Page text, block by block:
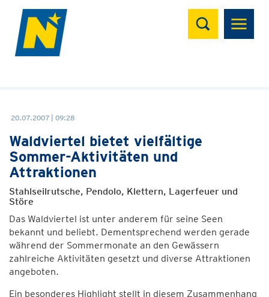
Suchen
20.07.2007 | 09:28
Waldviertel bietet vielfältige
Sommer-Aktivitäten und
Attraktionen
Stahlseilrutsche, Pendolo, Klettern, Lagerfeuer und
Störe
Das Waldviertel ist unter anderem für seine Seen
bekannt und beliebt. Dementsprechend werden gerade
während der Sommermonate an den Gewässern
zahlreiche Aktivitäten gesetzt und diverse Attraktionen
angeboten.
Ein besonderes Highlight stellt in diesem Zusammenhang